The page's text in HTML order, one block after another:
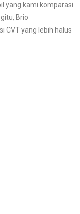
yang kami komparasi
Brio
CVT yang lebih halus